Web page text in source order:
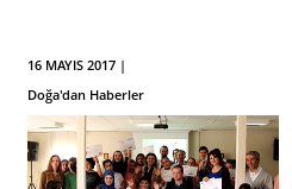
16 MAYIS 2017 |
Doğa'dan Haberler